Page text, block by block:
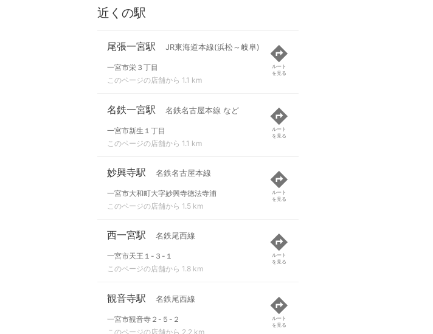
近くの駅
尾張一宮駅 JR東海道本線(浜松～岐阜)
一宮市栄３丁目
このページの店舗から 1.1 km
ルート
を見る
名鉄一宮駅 名鉄名古屋本線 など
一宮市新生１丁目
このページの店舗から 1.1 km
ルート
を見る
妙興寺駅 名鉄名古屋本線
一宮市大和町大字妙興寺徳法寺浦
このページの店舗から 1.5 km
ルート
を見る
西一宮駅 名鉄尾西線
一宮市天王１-３-１
このページの店舗から 1.8 km
ルート
を見る
観音寺駅 名鉄尾西線
一宮市観音寺２-５-２
このページの店舗から 2.2 km
ルート
を見る